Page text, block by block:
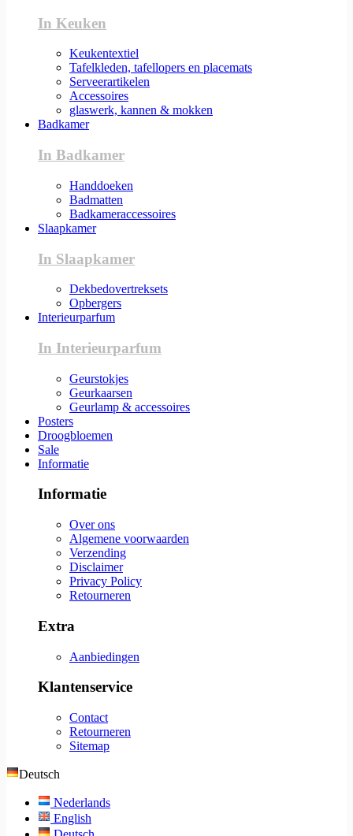
In Keuken
Keukentextiel
Tafelkleden, tafellopers en placemats
Serveerartikelen
Accessoires
glaswerk, kannen & mokken
Badkamer
In Badkamer
Handdoeken
Badmatten
Badkameraccessoires
Slaapkamer
In Slaapkamer
Dekbedovertreksets
Opbergers
Interieurparfum
In Interieurparfum
Geurstokjes
Geurkaarsen
Geurlamp & accessoires
Posters
Droogbloemen
Sale
Informatie
Informatie
Over ons
Algemene voorwaarden
Verzending
Disclaimer
Privacy Policy
Retourneren
Extra
Aanbiedingen
Klantenservice
Contact
Retourneren
Sitemap
Deutsch
Nederlands
English